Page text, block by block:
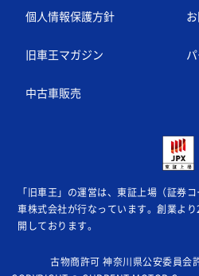
個人情報保護方針
旧車王マガジン
中古車販売
「旧車王」の運営は、東証上場（証券
車株式会社が行なっています。創業よ
開しております。
古物商許可 神奈川県公安委員